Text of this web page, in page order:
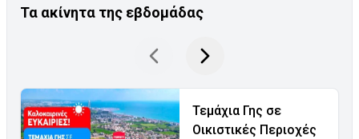
Τα ακίνητα της εβδομάδας
Τεμάχια Γης σε
Οικιστικές Περιοχές